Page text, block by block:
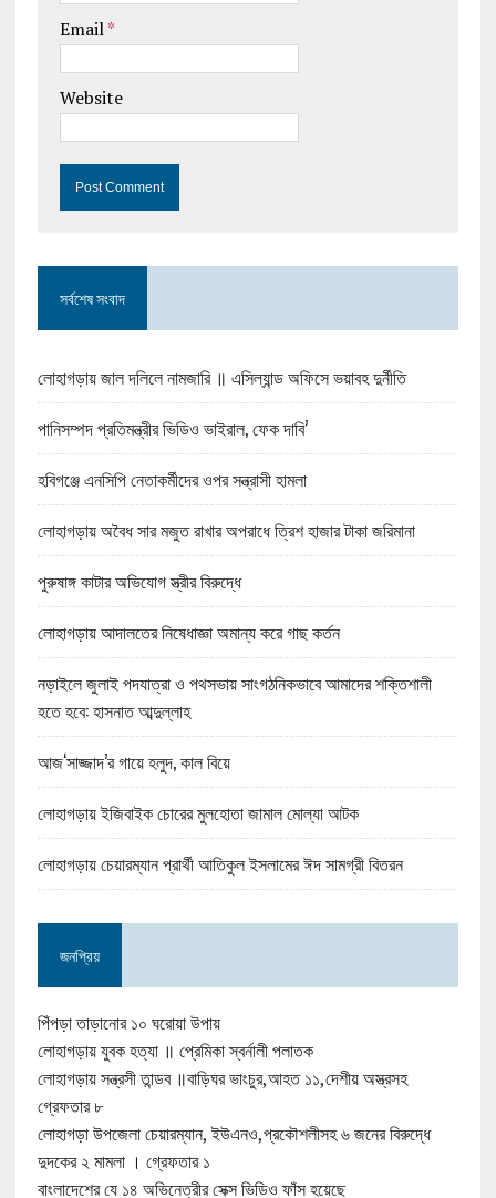
Email*
Website
সর্বশেষ সংবাদ
লোহাগড়ায় জাল দলিলে নামজারি ॥ এসিল্যান্ড অফিসে ভয়াবহ দুর্নীতি
পানিসম্পদ প্রতিমন্ত্রীর ভিডিও ভাইরাল, ফেক দাবি’
হবিগঞ্জে এনসিপি নেতাকর্মীদের ওপর সন্ত্রাসী হামলা
লোহাগড়ায় অবৈধ সার মজুত রাখার অপরাধে ত্রিশ হাজার টাকা জরিমানা
পুরুষাঙ্গ কাটার অভিযোগ স্ত্রীর বিরুদ্ধে
লোহাগড়ায় আদালতের নিষেধাজ্ঞা অমান্য করে গাছ কর্তন
নড়াইলে জুলাই পদযাত্রা ও পথসভায় সাংগঠনিকভাবে আমাদের শক্তিশালী
হতে হবে: হাসনাত আব্দুল্লাহ
আজ‘সাজ্জাদ’র গায়ে হলুদ, কাল বিয়ে
লোহাগড়ায় ইজিবাইক চোরের মুলহোতা জামাল মোল্যা আটক
লোহাগড়ায় চেয়ারম্যান প্রার্থী আতিকুল ইসলামের ঈদ সামগ্রী বিতরন
জনপ্রিয়
পিঁপড়া তাড়ানোর ১০ ঘরোয়া উপায়
লোহাগড়ায় যুবক হত্যা ॥ প্রেমিকা স্বর্নালী পলাতক
লোহাগড়ায় সন্ত্রসী তান্ডব ॥বাড়িঘর ভাংচুর,আহত ১১,দেশীয় অস্ত্রসহ
গ্রেফতার ৮
লোহাগড়া উপজেলা চেয়ারম্যান, ইউএনও,প্রকৌশলীসহ ৬ জনের বিরুদ্ধে
দুদকের ২ মামলা । গ্রেফতার ১
বাংলাদেশের যে ১৪ অভিনেত্রীর সেক্স ভিডিও ফাঁস হয়েছে